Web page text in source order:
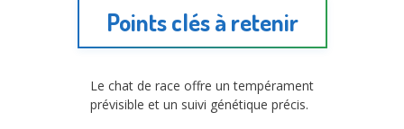
Points clés à retenir
Le chat de race offre un tempérament
prévisible et un suivi génétique précis.